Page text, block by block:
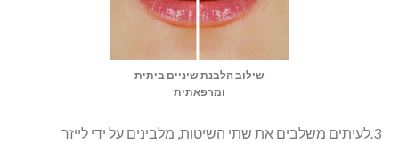
שילוב הלבנת שיניים ביתית
ומרפאתית
3.לעיתים משלבים את שתי השיטות, מלבינים על ידי לייזר